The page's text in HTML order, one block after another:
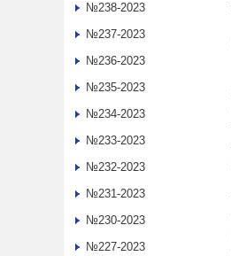
№238-2023
№237-2023
№236-2023
№235-2023
№234-2023
№233-2023
№232-2023
№231-2023
№230-2023
№227-2023